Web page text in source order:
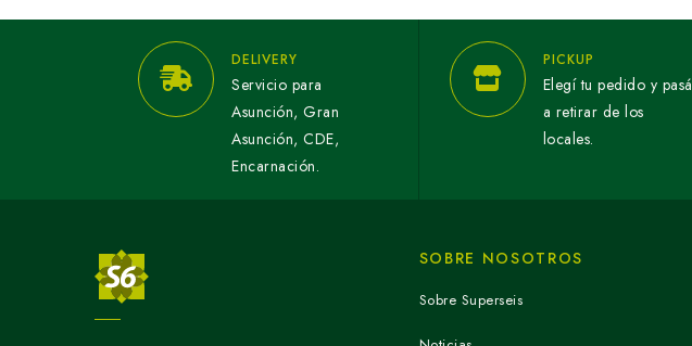
DELIVERY
Servicio para
Asunción, Gran
Asunción, CDE,
Encarnación.
PICKUP
Elegí tu pedido y pasá
a retirar de los
locales.
SOBRE NOSOTROS
Sobre Superseis